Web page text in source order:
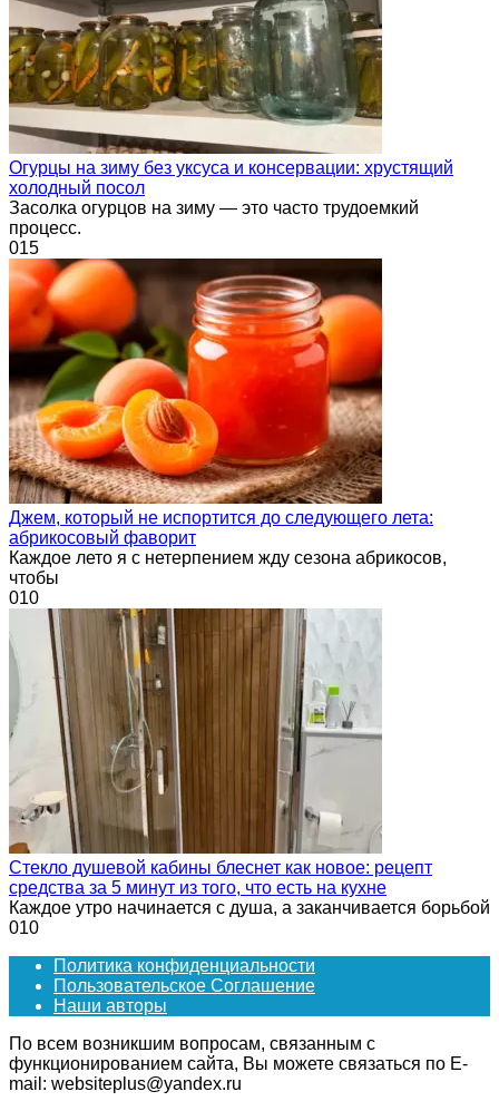
Огурцы на зиму без уксуса и консервации: хрустящий
холодный посол
Засолка огурцов на зиму — это часто трудоемкий
процесс.
015
Джем, который не испортится до следующего лета:
абрикосовый фаворит
Каждое лето я с нетерпением жду сезона абрикосов,
чтобы
010
Стекло душевой кабины блеснет как новое: рецепт
средства за 5 минут из того, что есть на кухне
Каждое утро начинается с душа, а заканчивается борьбой
010
Политика конфиденциальности
Пользовательское Соглашение
Наши авторы
По всем возникшим вопросам, связанным с
функционированием сайта, Вы можете связаться по E-
mail: websiteplus@yandex.ru